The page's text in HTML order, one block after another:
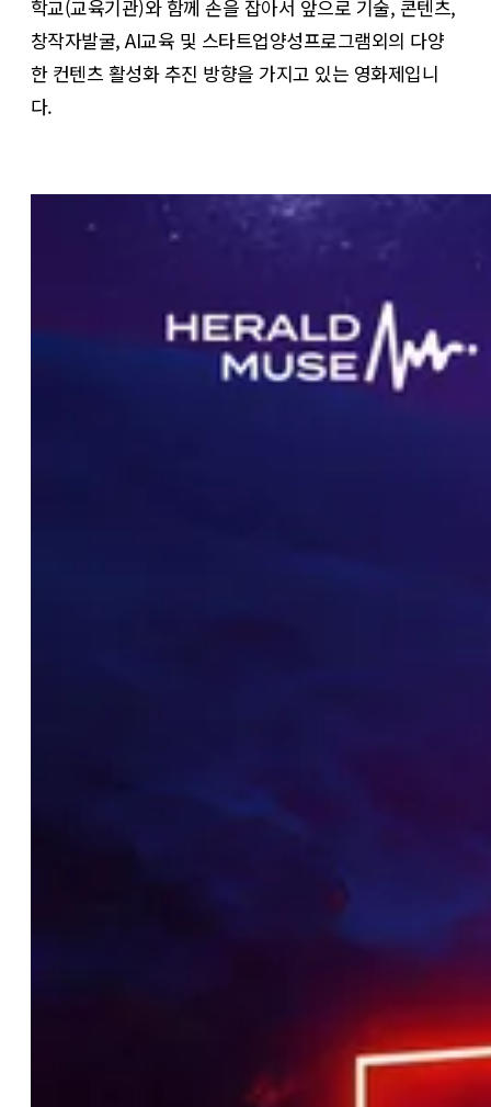
학교(교육기관)와 함께 손을 잡아서 앞으로 기술, 콘텐츠,
창작자발굴, AI교육 및 스타트업양성프로그램외의 다양
한 컨텐츠 활성화 추진 방향을 가지고 있는 영화제입니
다.